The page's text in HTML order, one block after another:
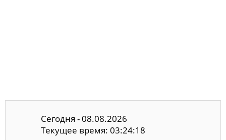
Сегодня - 08.08.2026
Текущее время: 03:24:18